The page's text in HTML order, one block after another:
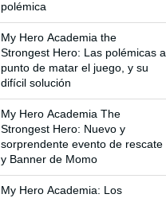
polémica
My Hero Academia the
Strongest Hero: Las polémicas a
punto de matar el juego, y su
difícil solución
My Hero Academia The
Strongest Hero: Nuevo y
sorprendente evento de rescate
y Banner de Momo
My Hero Academia: Los